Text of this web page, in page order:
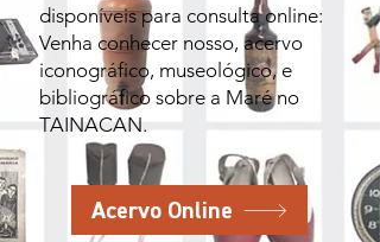
disponíveis para consulta online:
Venha conhecer nosso, acervo
iconográfico, museológico, e
bibliográfico sobre a Maré no
TAINACAN.
Acervo Online